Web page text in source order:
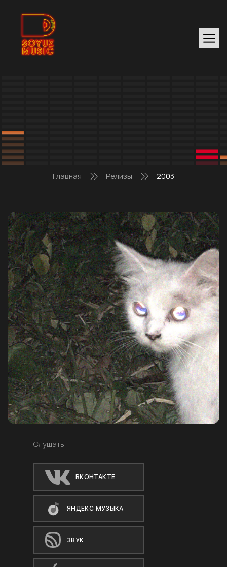
Главная Релизы 2003
Слушать:
ВКОНТАКТЕ
ЯНДЕКС МУЗЫКА
ЗВУК